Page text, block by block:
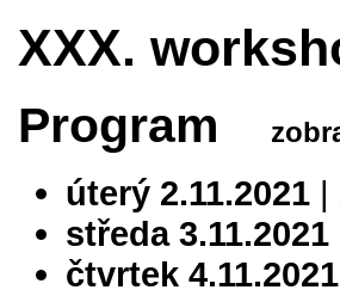
XXX.
Program
úterý 2.11.2021 |
středa 3.11.2021
čtvrtek 4.11.2021